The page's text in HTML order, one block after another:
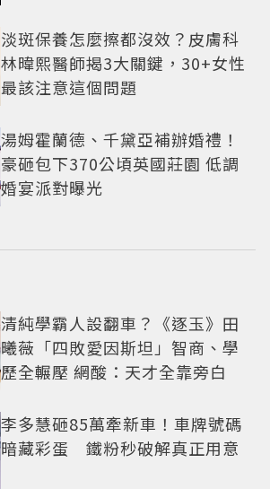
淡斑保養怎麼擦都沒效？皮膚科
林暐熙醫師揭3大關鍵，30+女性
最該注意這個問題
湯姆霍蘭德、千黛亞補辦婚禮！
豪砸包下370公頃英國莊園 低調
婚宴派對曝光
清純學霸人設翻車？《逐玉》田
曦薇「四敗愛因斯坦」智商、學
歷全輾壓 網酸：天才全靠旁白
李多慧砸85萬牽新車！車牌號碼
暗藏彩蛋 鐵粉秒破解真正用意